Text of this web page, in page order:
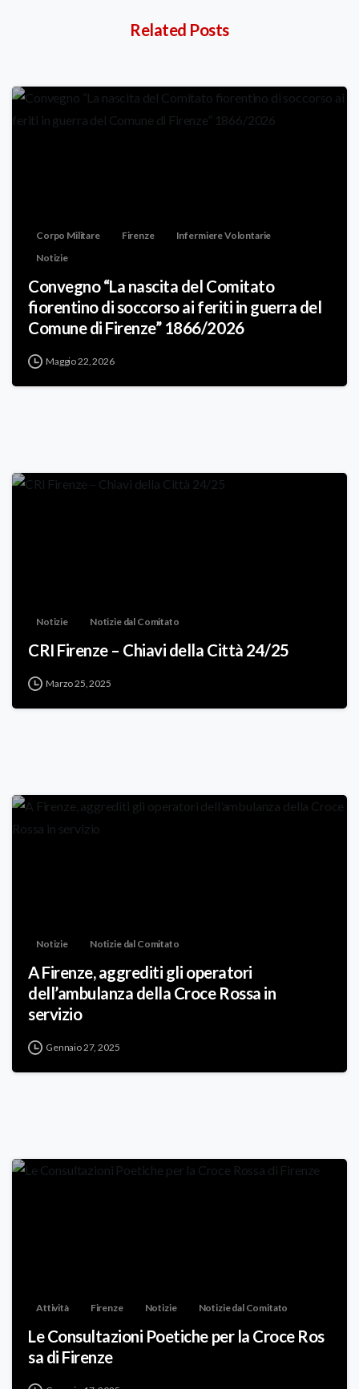
Related Posts
Corpo Militare Firenze
Infermiere Volontarie
Notizie
Convegno “La nascita del Comitato
fiorentino di soccorso ai feriti in guerra del
Comune di Firenze” 1866/2026
Maggio 22, 2026
Notizie Notizie dal Comitato
CRI Firenze – Chiavi della Città 24/25
Marzo 25, 2025
Notizie Notizie dal Comitato
A Firenze, aggrediti gli operatori
dell’ambulanza della Croce Rossa in
servizio
Gennaio 27, 2025
Attività Firenze Notizie Notizie dal Comitato
Le Consultazioni Poetiche per la Croce Ros
sa di Firenze